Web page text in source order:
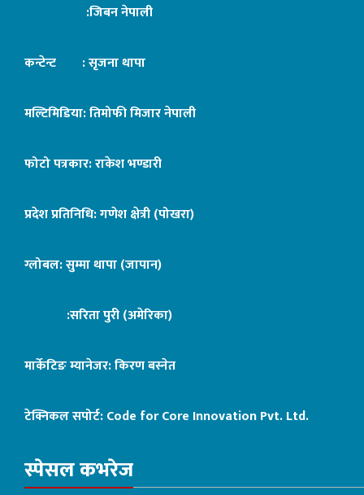
:जिबन नेपाली
कन्टेन्ट : सृजना थापा
मल्टिमिडिया: तिमोफी मिजार नेपाली
फोटो पत्रकार: राकेश भण्डारी
प्रदेश प्रतिनिधि: गणेश क्षेत्री (पोखरा)
ग्लोबल: सुम्मा थापा (जापान)
:सरिता पुरी (अमेरिका)
मार्केटिङ म्यानेजर: किरण बस्नेत
टेक्निकल सपोर्ट:Code for Core Innovation Pvt. Ltd.
स्पेसल कभरेज